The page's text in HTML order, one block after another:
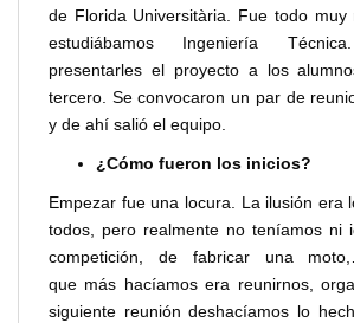
de Florida Universitària. Fue todo muy
estudiábamos Ingeniería
presentarles el proyecto a los
tercero. Se convocaron un par de
y de ahí salió el equipo.
¿Cómo fueron los inicios?
Empezar fue una locura. La ilusión era
todos, pero realmente no teníamos ni
competición, de fabricar una
que más hacíamos era reunirnos,
siguiente reunión deshacíamos lo